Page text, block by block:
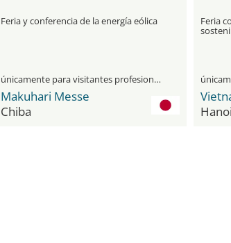
Feria y conferencia de la energía eólica
únicamente para visitantes profesionales
Makuhari Messe
Chiba
Feria
Hanoi